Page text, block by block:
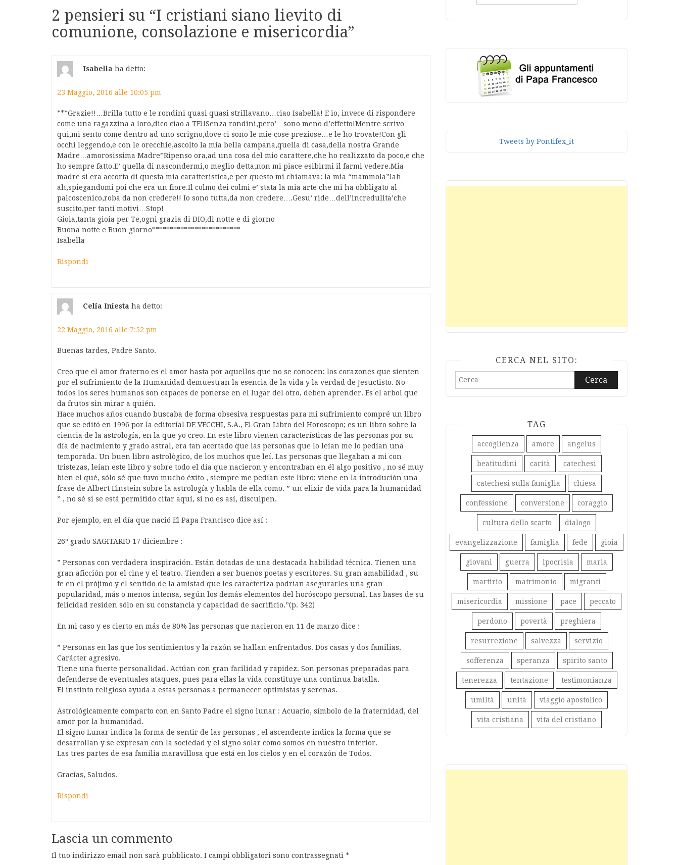
2 pensieri su “I cristiani siano lievito di
comunione, consolazione e misericordia”
Isabella ha detto:
23 Maggio, 2016 alle 10:05 pm
***Grazie!!…Brilla tutto e le rondini quasi quasi strillavano…ciao Isabella! E io, invece di rispondere
come una ragazzina a loro,dico ciao a TE!!Senza rondini,pero’…sono meno d’effetto!Mentre scrivo
qui,mi sento come dentro ad uno scrigno,dove ci sono le mie cose preziose…e le ho trovate!Con gli
occhi leggendo,e con le orecchie,ascolto la mia bella campana,quella di casa,della nostra Grande
Madre…amorosissima Madre*Ripenso ora,ad una cosa del mio carattere,che ho realizzato da poco,e che
ho sempre fatto.E’ quella di nascondermi,o meglio detta,non mi piace esibirmi il farmi vedere.Mia
madre si era accorta di questa mia caratteristica,e per questo mi chiamava: la mia “mammola”!ah
ah,spiegandomi poi che era un fiore.Il colmo dei colmi e’ stata la mia arte che mi ha obbligato al
palcoscenico,roba da non credere!! Io sono tutta,da non credere….Gesu’ ride…dell’incredulita’che
suscito,per tanti motivi…Stop!
Gioia,tanta gioia per Te,ogni grazia di DIO,di notte e di giorno
Buona notte e Buon giorno*************************
Isabella
Rispondi
Celia Iniesta ha detto:
22 Maggio, 2016 alle 7:52 pm
Buenas tardes, Padre Santo.
Creo que el amor fraterno es el amor hasta por aquellos que no se conocen; los corazones que sienten
por el sufrimiento de la Humanidad demuestran la esencia de la vida y la verdad de Jesuctisto. No
todos los seres humanos son capaces de ponerse en el lugar del otro, deben aprender. Es el arbol que
da frutos sin mirar a quién.
Hace muchos años cuando buscaba de forma obsesiva respuestas para mi sufrimiento compré un libro
que se editó en 1996 por la editorial DE VECCHI, S.A., El Gran Libro del Horoscopo; es un libro sobre la
ciencia de la astrología, en la que yo creo. En este libro vienen características de las personas por su
día de nacimiento y grado astral, era tan acertado que las personas que lo leían me lo pedían una
temporada. Un buen libro astrològico, de los muchos que leí. Las personas que llegaban a mi con
tristezas, leían este libro y sobre todo el día que nacieron y encontraban en él algo positivo , no sé muy
bien el qué, sólo sé que tuvo mucho éxito , siempre me pedían este libro; viene en la introdución una
frase de Albert Einstein sobre la astrología y habla de ella como. ” un elixir de vida para la humanidad
” , no sé si se está permitido citar aquí, si no es así, disculpen.
Por ejemplo, en el día que nació El Papa Francisco dice así :
26º grado SAGITARIO 17 diciembre :
” Personas con verdadera inspiración. Están dotadas de una destacada habilidad técnica. Tienen una
gran aficción por el cine y el teatro. Tienden a ser buenos poetas y escritores. Su gran amabilidad , su
fe en el prójimo y el sentido de la amistad que les caracteriza podrían asegurarles una gran
popularidad, más o menos intensa, según los demás elementos del horóscopo personal. Las bases de su
felicidad residen sólo en su constancia y capacidad de sacrificio.”(p. 342)
En mi caso y es cierto en más de 80% las personas que nacieron en 11 de marzo dice :
” Personas en las que los sentimientos y la razón se hallan enfrentados. Dos casas y dos familias.
Carácter agresivo.
Tiene una fuerte personalidad. Actúan con gran facilidad y rapidez. Son personas preparadas para
defenderse de eventuales ataques, pues para ellas la vida constituye una continua batalla.
El instinto religioso ayuda a estas personas a permanecer optimistas y serenas.
Astrológicamente comparto con en Santo Padre el signo lunar : Acuario, símbolo de la fraternidad, del
amor por la humanidad.
El signo Lunar indica la forma de sentir de las personas , el ascendente indica la forma que se
desarrollan y se expresan con la sociedad y el signo solar como somos en nuestro interior.
Las tres partes de esa familia maravillosa que está en los cielos y en el corazón de Todos.
Gracias, Saludos.
Rispondi
Lascia un commento
Il tuo indirizzo email non sarà pubblicato. I campi obbligatori sono contrassegnati *
Tweets by Pontifex_it
CERCA NEL SITO:
Ricerca
TAG
accoglienza amore angelus
beatitudini carità catechesi
catechesi sulla famiglia chiesa
confessione conversione coraggio
cultura dello scarto dialogo
evangelizzazione famiglia fede gioia
giovani guerra ipocrisia maria
martirio matrimonio migranti
misericordia missione pace peccato
perdono povertà preghiera
resurrezione salvezza servizio
sofferenza speranza spirito santo
tenerezza tentazione testimonianza
umiltà unità viaggio apostolico
vita cristiana vita del cristiano